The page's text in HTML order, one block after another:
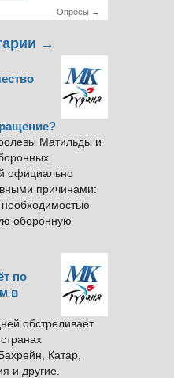
Опросы →
→
Матильды и
официально
причинами:
необходимостью
оборонную
по
в
обстреливает
Катар,
и другие.